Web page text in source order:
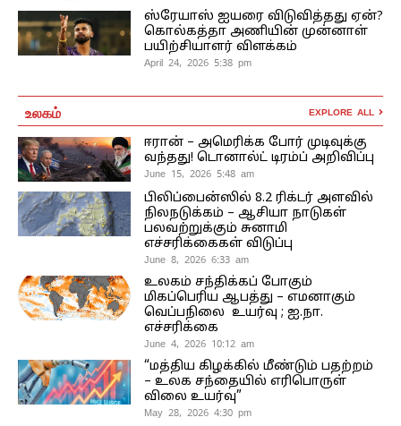
ஸ்ரேயாஸ் ஐயரை விடுவித்தது ஏன்?
கொல்கத்தா அணியின் முன்னாள்
பயிற்சியாளர் விளக்கம்
April 24, 2026 5:38 pm
உலகம் EXPLORE ALL
ஈரான் – அமெரிக்க போர் முடிவுக்கு
வந்தது! டொனால்ட் டிரம்ப் அறிவிப்பு
June 15, 2026 5:48 am
பிலிப்பைன்ஸில் 8.2 ரிக்டர் அளவில்
நிலநடுக்கம் – ஆசியா நாடுகள்
பலவற்றுக்கும் சுனாமி
எச்சரிக்கைகள் விடுப்பு
June 8, 2026 6:33 am
உலகம் சந்திக்கப் போகும்
மிகப்பெரிய ஆபத்து – எமனாகும்
வெப்பநிலை உயர்வு ; ஐ.நா.
எச்சரிக்கை
June 4, 2026 10:12 am
“மத்திய கிழக்கில் மீண்டும் பதற்றம்
– உலக சந்தையில் எரிபொருள்
விலை உயர்வு”
May 28, 2026 4:30 pm